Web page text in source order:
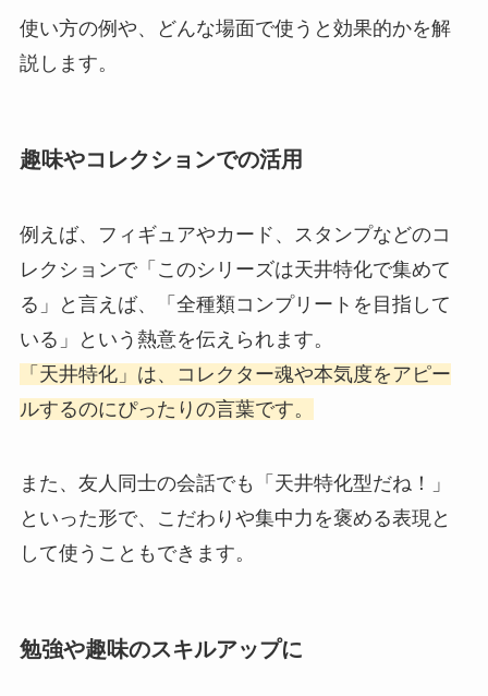
使い方の例や、どんな場面で使うと効果的かを解
説します。
趣味やコレクションでの活用
例えば、フィギュアやカード、スタンプなどのコ
レクションで「このシリーズは天井特化で集めて
る」と言えば、「全種類コンプリートを目指して
いる」という熱意を伝えられます。
「天井特化」は、コレクター魂や本気度をアピー
ルするのにぴったりの言葉です。
また、友人同士の会話でも「天井特化型だね！」
といった形で、こだわりや集中力を褒める表現と
して使うこともできます。
勉強や趣味のスキルアップに